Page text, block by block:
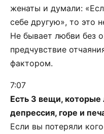
женаты и думали:
себе другую», то это
Не бывает любви без
предчувствие
фактором.
7:07
Есть 3 вещи, которые
депрессия, горе и
Если вы потеряли